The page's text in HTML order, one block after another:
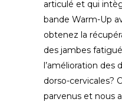
articulé et qui
bande Warm-Up
obtenez la
des jambes
l’amélioration des
dorso-cervicales?
parvenus et nous